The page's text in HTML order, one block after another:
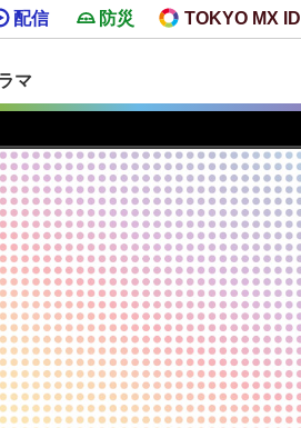
マ
配信 防災 TOKYO MX ID